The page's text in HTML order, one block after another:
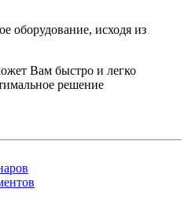
оборудование, исходя из
Вам быстро и легко
решение